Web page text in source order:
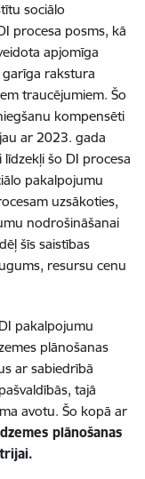
sociālo
procesa posms, kā
apjomīga
rakstura
traucējumiem. Šo
kompensēti
ar 2023. gada
šo DI procesa
pakalpojumu
uzsākoties,
nodrošināšanai
šīs saistības
resursu cenu
pakalpojumu
plānošanas
ar sabiedrībā
tajā
avotu. Šo kopā ar
plānošanas